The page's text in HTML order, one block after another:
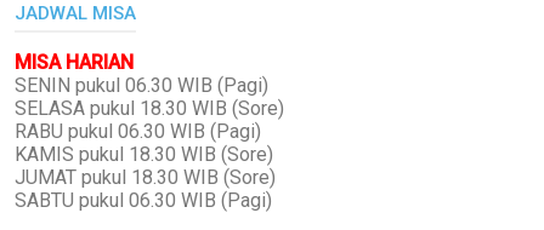
JADWAL MISA
MISA HARIAN
SENIN pukul 06.30 WIB (Pagi)
SELASA pukul 18.30 WIB (Sore)
RABU pukul 06.30 WIB (Pagi)
KAMIS pukul 18.30 WIB (Sore)
JUMAT pukul 18.30 WIB (Sore)
SABTU pukul 06.30 WIB (Pagi)